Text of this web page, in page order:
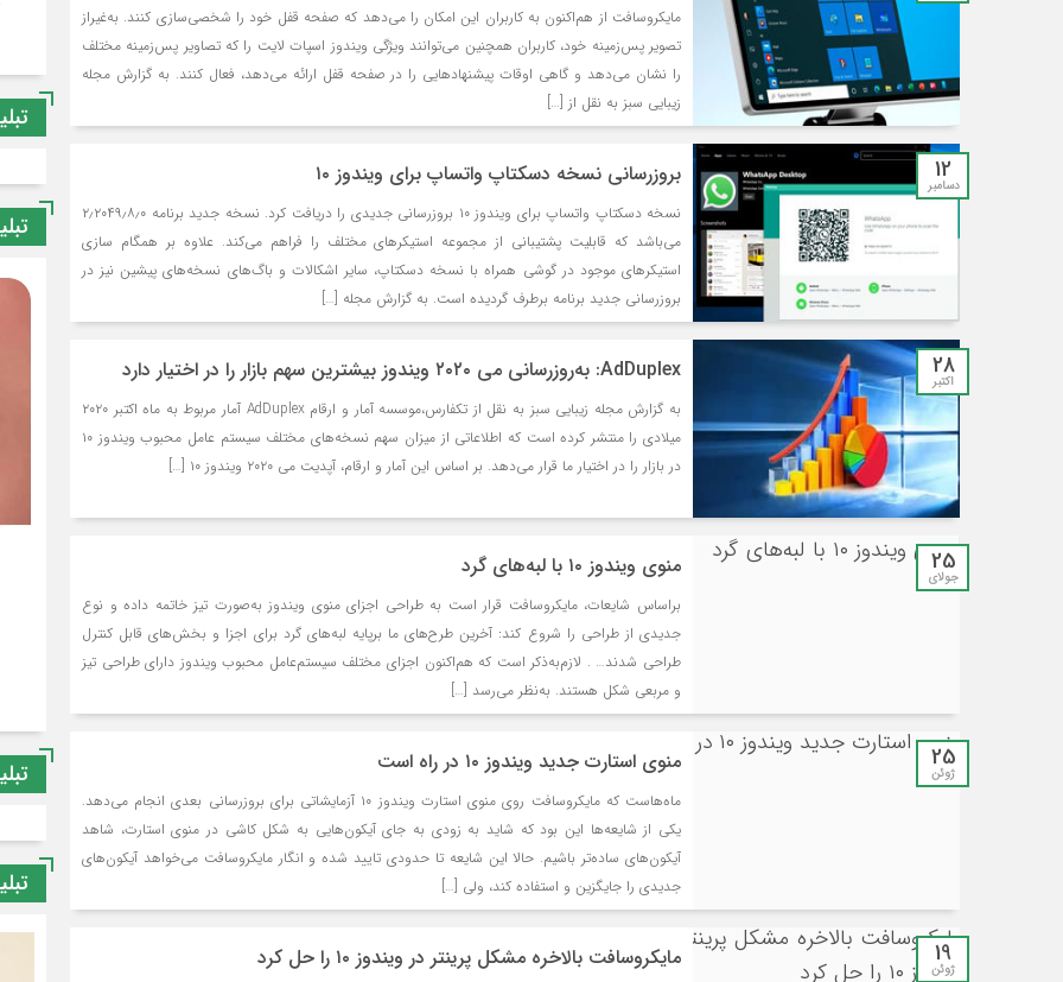
مایکروسافت از هم‌اکنون به کاربران این امکان را می‌دهد که صفحه قفل خود را شخصی‌سازی کنند. به‌غیراز
تصویر پس‌زمینه خود، کاربران همچنین می‌توانند ویژگی ویندوز اسپات لایت را که تصاویر پس‌زمینه مختلف
را نشان می‌دهد و گاهی اوقات پیشنهاد‌هایی را در صفحه قفل ارائه می‌دهد، فعال کنند. به گزارش مجله
زیبایی سبز به نقل از […]
12
دسامبر بروزرسانی نسخه دسکتاپ واتساپ برای ویندوز ۱۰
نسخه دسکتاپ واتساپ برای ویندوز ۱۰ بروزرسانی جدیدی را دریافت کرد. نسخه جدید برنامه ۲٫۲۰۴۹٫۸٫۰
می‌باشد که قابلیت پشتیبانی از مجموعه استیکرهای مختلف را فراهم می‌کند. علاوه بر همگام سازی
استیکرهای موجود در گوشی همراه با نسخه دسکتاپ، سایر اشکالات و باگ‌های نسخه‌های پیشین نیز در
بروزرسانی جدید برنامه برطرف گردیده است. به گزارش مجله […]
28
اکتبر AdDuplex: به‌روزرسانی می ۲۰۲۰ ویندوز بیشترین سهم بازار را در اختیار دارد
به گزارش مجله زیبایی سبز به نقل از تکفارس،موسسه آمار و ارقام AdDuplex آمار مربوط به ماه اکتبر ۲۰۲۰
میلادی را منتشر کرده است که اطلاعاتی از میزان سهم نسخه‌های مختلف سیستم عامل محبوب ویندوز ۱۰
در بازار را در اختیار ما قرار می‌دهد. بر اساس این آمار و ارقام، آپدیت می ۲۰۲۰ ویندوز ۱۰ […]
25
جولای منوی ویندوز ۱۰ با لبه‌های گرد
براساس شایعات، مایکروسافت قرار است به طراحی اجزای منوی ویندوز به‌صورت تیز خاتمه داده و نوع
جدیدی از طراحی را شروع کند: آخرین طرح‌های ما ‌برپایه لبه‌های گرد برای اجزا و بخش‌های قابل کنترل
طراحی شدند… . لازم‌به‌ذکر است که هم‌اکنون اجزای مختلف سیستم‌عامل محبوب ویندوز دارای طراحی تیز
و مربعی شکل هستند. به‌نظر می‌رسد […]
25
ژوئن منوی استارت جدید ویندوز ۱۰ در راه است
ماه‌هاست که مایکروسافت روی منوی استارت ویندوز ۱۰ آزمایشاتی برای بروزرسانی بعدی انجام می‌دهد.
یکی از شایعه‌ها این بود که شاید به زودی به جای آیکون‌هایی به شکل کاشی در منوی استارت، شاهد
آیکون‌های ساده‌تر باشیم. حالا این شایعه تا حدودی تایید شده و انگار مایکروسافت می‌خواهد آیکون‌های
جدیدی را جایگزین و استفاده کند، ولی […]
19
ژوئن مایکروسافت بالاخره مشکل پرینتر در ویندوز ۱۰ را حل کرد